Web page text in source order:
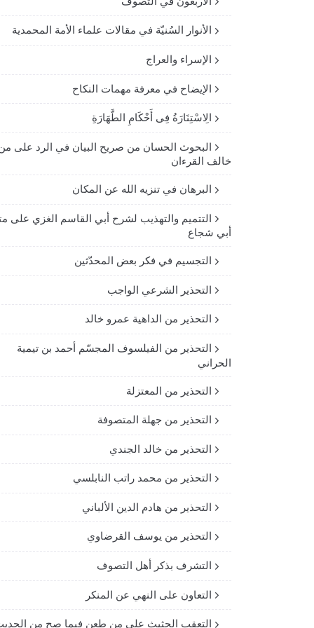
الأنوار السُنيّة في مقالات علماء الأمة المحمدية
الإسراء والعراج
الإيضاح في معرفة مهمات النكاح
الِاسْتِنَارَةُ فِى أَحْكَامِ الطَّهَارَةِ
البحوث الحسان من صريح البيان في الرد على
خالف القرءان
البرهان في تنزيه الله عن المكان
التتميم والتهذيب لشرح أبي القاسم الغزي على
أبي شجاع
التجسيم في فكر بعض المحدّثين
التحذير الشرعي الواجب
التحذير من الداهية عمرو خالد
التحذير من الفيلسوف المجسّم أحمد بن تيمية
الحراني
التحذير من المعتزلة
التحذير من جهلة المتصوفة
التحذير من خالد الجندي
التحذير من محمد راتب النابلسي
التحذير من هادم الدين الألباني
التحذير من يوسف القرضاوي
التشرف بذكر أهل التصوف
التعاون على النهي عن المنكر
التعقب الحثيث على من طعن فيما صح من